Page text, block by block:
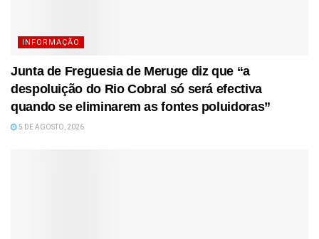
INFORMAÇÃO
Junta de Freguesia de Meruge diz que “a
despoluição do Rio Cobral só será efectiva
quando se eliminarem as fontes poluidoras”
5 DE AGOSTO, 2026